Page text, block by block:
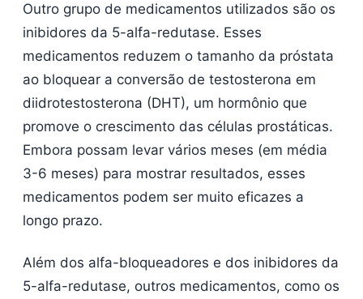
Outro grupo de medicamentos utilizados são os
inibidores da 5-alfa-redutase. Esses
medicamentos reduzem o tamanho da próstata
ao bloquear a conversão de testosterona em
diidrotestosterona (DHT), um hormônio que
promove o crescimento das células prostáticas.
Embora possam levar vários meses (em média
3-6 meses) para mostrar resultados, esses
medicamentos podem ser muito eficazes a
longo prazo.
Além dos alfa-bloqueadores e dos inibidores da
5-alfa-redutase, outros medicamentos, como os